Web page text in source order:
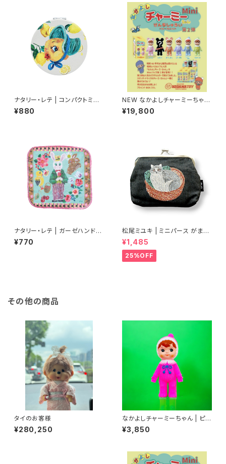
ナタリー・レテ | コンパクトミラ
ー ひよこ | Compact mirror
Chick
¥880
NEW なかよしチャーミーちゃん
Mini第2弾（全5色＋シークレッ
ト）（ソフビ人形 フィギュア）
¥19,800
ナタリー・レテ | ガーゼハンドタ
オル ガーデナーラビット | Gauz
e Hand Towel Gardener ra
¥770
松尾ミユキ | ミニパース がま口
ポーチ ブラック | Mini Purse
black
¥1,485
25%OFF
その他の商品
タイのお客様
¥280,250
なかよしチャーミーちゃん | ピン
ク | ポンポン
¥3,850